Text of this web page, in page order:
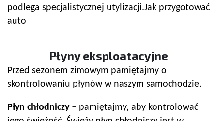
podlega specjalistycznej utylizacji.Jak przygotować
auto
Płyny eksploatacyjne
Przed sezonem zimowym pamiętajmy o
skontrolowaniu płynów w naszym samochodzie.
Płyn chłodniczy – pamiętajmy, aby kontrolować